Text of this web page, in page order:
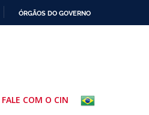
ÓRGÃOS DO GOVERNO
FALE COM O CIN